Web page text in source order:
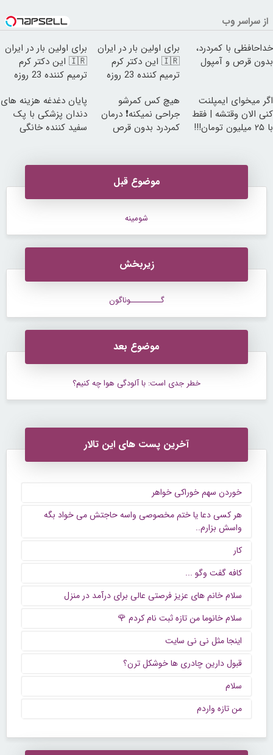
از سراسر وب
خداحافظی با کمردرد،
بدون قرص و آمپول
برای اولین بار در ایران
🇮🇷 این دکتر کرم
ترمیم کننده 23 روزه
برای اولین بار در ایران
🇮🇷 این دکتر کرم
ترمیم کننده 23 روزه
اگر میخوای ایمپلنت
کنی الان وقتشه | فقط
با ۲۵ میلیون تومان!!!
هیچ کس کمرشو
جراحی نمیکنه❗ درمان
کمردرد بدون قرص
پایان دغدغه هزینه های
دندان پزشکی با پک
سفید کننده خانگی
موضوع قبل
شومینه
زیربخش
گــــــــــوناگون
موضوع بعد
خطر جدی است: با آلودگی هوا چه کنیم؟
آخرین پست های این تالار
خوردن سهم خوراکی خواهر
هر کسی دعا یا ختم مخصوصی واسه حاجتش می خواد بگه
واسش بزارم..
کار
كافه گفت وگو ...
سلام خانم های عزیز فرصتی عالی برای درآمد در منزل
سلام خانوما من تازه ثبت نام کردم 🌹
اینجا مثل نی نی سایت
قبول دارین چادری ها خوشکل ترن؟
سلام
من تازه واردم